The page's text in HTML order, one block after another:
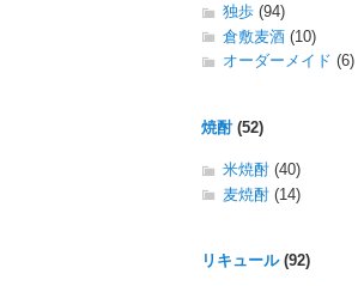
独歩 (94)
倉敷麦酒 (10)
オーダーメイド (6)
焼酎(52)
米焼酎 (40)
麦焼酎 (14)
リキュール(92)